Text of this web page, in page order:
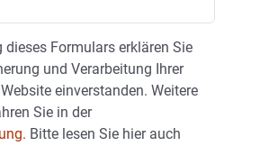
dieses Formulars erklären Sie
und Verarbeitung Ihrer
einverstanden. Weitere
Sie in der
Bitte lesen Sie hier auch